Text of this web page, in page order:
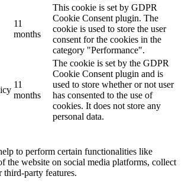
11
months
This cookie is set by GDPR
Cookie Consent plugin. The
cookie is used to store the user
consent for the cookies in the
category "Performance".
11
months
The cookie is set by the GDPR
Cookie Consent plugin and is
used to store whether or not user
has consented to the use of
cookies. It does not store any
personal data.
to perform certain functionalities like
the website on social media platforms, collect
third-party features.